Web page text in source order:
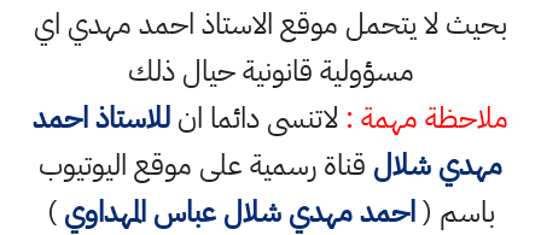
بحيث لا يتحمل موقع الاستاذ احمد مهدي اي
مسؤولية قانونية حيال ذلك
ملاحظة مهمة : لاتنسى دائما انللاستاذ احمد
مهدي شلال قناة رسمية على موقع اليوتيوب
باسم (احمد مهدي شلال عباس المهداوي)